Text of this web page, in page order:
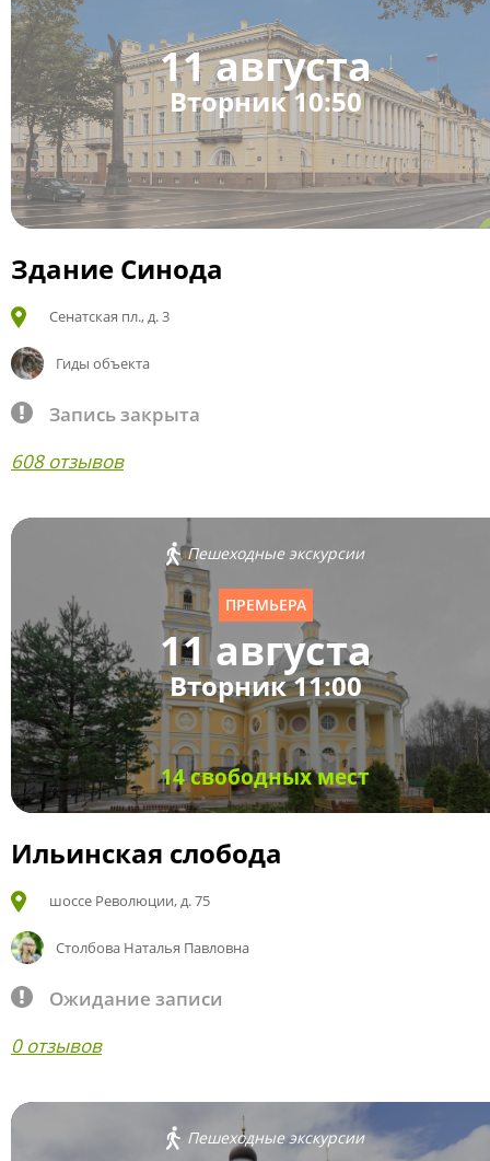
11 августа
Вторник 10:50
Здание Синода
Сенатская пл., д. 3
Гиды объекта
Запись закрыта
608 отзывов
Пешеходные экскурсии
ПРЕМЬЕРА
11 августа
Вторник 11:00
14 свободных мест
Ильинская слобода
шоссе Революции, д. 75
Столбова Наталья Павловна
Ожидание записи
0 отзывов
Пешеходные экскурсии